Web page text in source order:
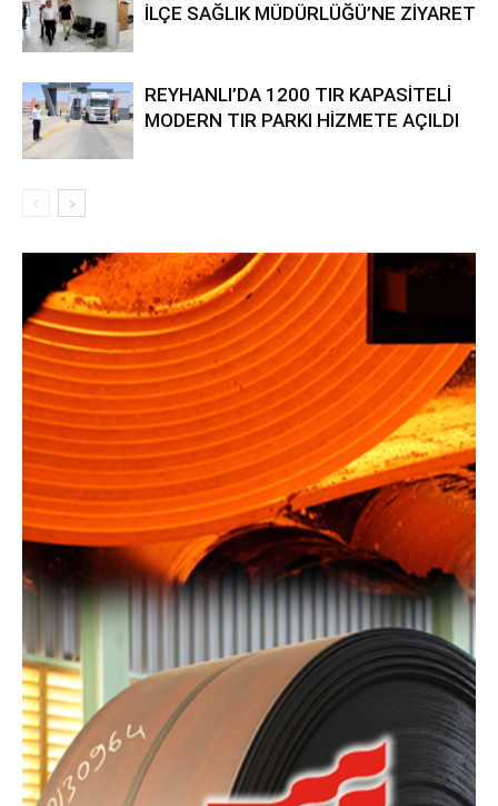
İLÇE SAĞLIK MÜDÜRLÜĞÜ’NE ZİYARET
REYHANLI’DA 1200 TIR KAPASİTELİ
MODERN TIR PARKI HİZMETE AÇILDI